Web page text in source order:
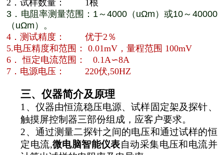
2 ．试样数量： 1根
3 ．电阻率测量范围：1～4000（uΩm）或10～40000
（uΩm）。
4 ．测试精度： 优于2 ％
5.电压精度和范围： 0.01mV ，量程范围 100mV
6 ． 恒定电流范围：0.1A∽8A
7 ．电源电压：220伏,50HZ
三、仪器简介及原理
1、 仪器由恒流稳压电源、试样固定架及探针、
触摸屏控制器三部份组成，应客户要求。
2、 通过测量二探针之间的电压和通过试样的恒
定电流,微电脑智能仪表自动采集电压和电流并